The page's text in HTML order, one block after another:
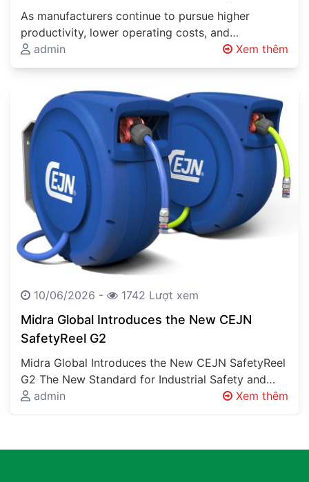
Automotive Manufacturers
As manufacturers continue to pursue higher
productivity, lower operating costs, and
sustainable production methods, innovative
material handling systems are becoming…
admin Xem thêm
10/06/2026 - 1742 Lượt xem
Midra Global Introduces the New CEJN
SafetyReel G2
Midra Global Introduces the New CEJN SafetyReel
G2 The New Standard for Industrial Safety and
Workplace Organisation Every Factory Has…
admin Xem thêm